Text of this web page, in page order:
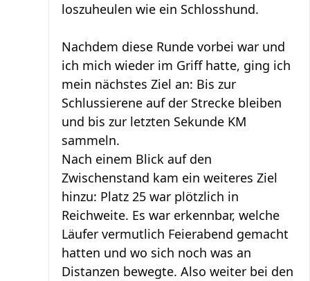
loszuheulen wie ein Schlosshund.
Nachdem diese Runde vorbei war und
ich mich wieder im Griff hatte, ging ich
mein nächstes Ziel an: Bis zur
Schlussierene auf der Strecke bleiben
und bis zur letzten Sekunde KM
sammeln.
Nach einem Blick auf den
Zwischenstand kam ein weiteres Ziel
hinzu: Platz 25 war plötzlich in
Reichweite. Es war erkennbar, welche
Läufer vermutlich Feierabend gemacht
hatten und wo sich noch was an
Distanzen bewegte. Also weiter bei den